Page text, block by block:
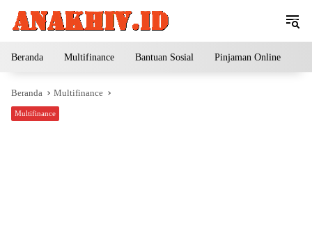
Beranda Multifinance Bantuan Sosial Pinjaman Online
Beranda Multifinance
Multifinance